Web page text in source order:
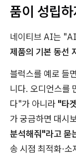
품이 성립
네이티브 AI는
제품의 기본 동선
블럭스를 예로 들
니다. 오디언스를
다"가 아니라 "타
가 궁금하면 대시
분석해줘"라고 묻
송 시점 최적화·